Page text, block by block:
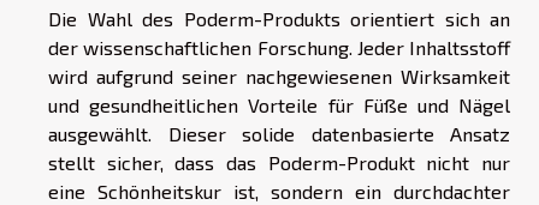
Die Wahl des Poderm-Produkts orientiert sich an
der wissenschaftlichen Forschung. Jeder Inhaltsstoff
wird aufgrund seiner nachgewiesenen Wirksamkeit
und gesundheitlichen Vorteile für Füße und Nägel
ausgewählt. Dieser solide datenbasierte Ansatz
stellt sicher, dass das Poderm-Produkt nicht nur
eine Schönheitskur ist, sondern ein durchdachter